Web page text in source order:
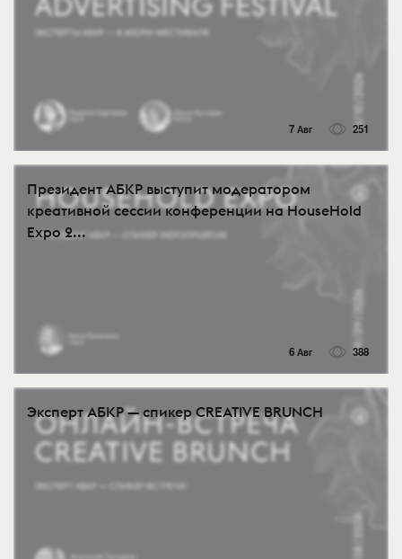
7 Авг 251
Президент АБКР выступит модератором
креативной сессии конференции на HouseHold
Expo 2...
6 Авг 388
Эксперт АБКР — спикер CREATIVE BRUNCH